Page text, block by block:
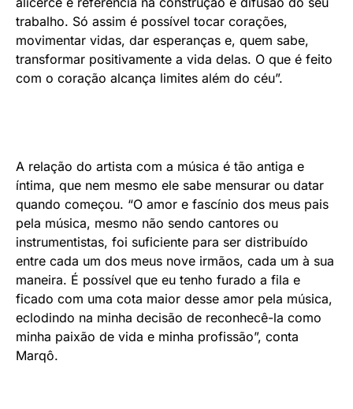
trabalho. Só assim é possível tocar corações,
movimentar vidas, dar esperanças e, quem sabe,
transformar positivamente a vida delas. O que é feito
com o coração alcança limites além do céu”.
A relação do artista com a música é tão antiga e
íntima, que nem mesmo ele sabe mensurar ou datar
quando começou. “O amor e fascínio dos meus pais
pela música, mesmo não sendo cantores ou
instrumentistas, foi suficiente para ser distribuído
entre cada um dos meus nove irmãos, cada um à sua
maneira. É possível que eu tenho furado a fila e
ficado com uma cota maior desse amor pela música,
eclodindo na minha decisão de reconhecê-la como
minha paixão de vida e minha profissão”, conta
Marqô.